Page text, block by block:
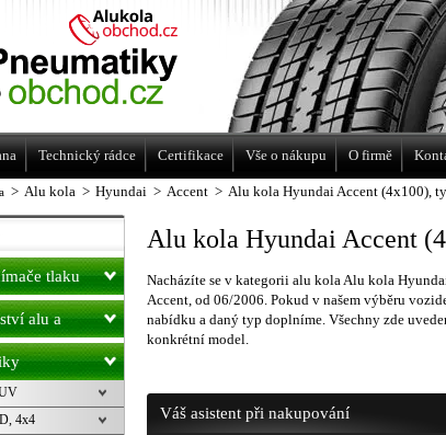
> Alu kola > Hyundai > Accent > Alu kola Hyundai Accent (4x100),
Alu kola Hyundai Accent
Nacházíte se v kategorii alu kola Alu kola
Accent, od 06/2006. Pokud v našem výběru
nabídku a daný typ doplníme. Všechny zde
konkrétní model.
Váš asistent při nakupování
tlaku
alu a
4x4
letní, zimní, Alu kola
Racing Line
Technický rádce Certifikace Vše o nákupu O firmě